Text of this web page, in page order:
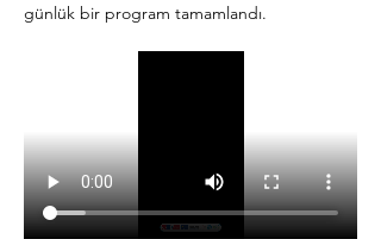
günlük bir program tamamlandı.